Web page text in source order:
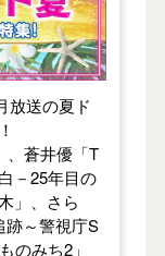
放送の夏ド
、蒼井優「T
－25年目の
」、さら
跡～警視庁S
のみち2」